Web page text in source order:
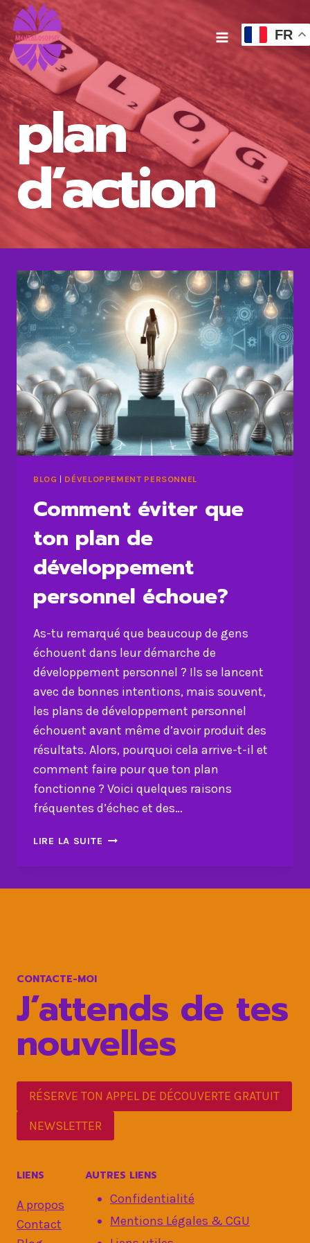
Aller
au
contenu
FR
plan
d’action
BLOG | DÉVELOPPEMENT PERSONNEL
Comment éviter que
ton plan de
développement
personnel échoue?
As-tu remarqué que beaucoup de gens
échouent dans leur démarche de
développement personnel ? Ils se lancent
avec de bonnes intentions, mais souvent,
les plans de développement personnel
échouent avant même d’avoir produit des
résultats. Alors, pourquoi cela arrive-t-il et
comment faire pour que ton plan
fonctionne ? Voici quelques raisons
fréquentes d’échec et des…
LIRE LA SUITE COMMENT
CONTACTE-MOI
J’attends de tes
nouvelles
RÉSERVE TON APPEL DE DÉCOUVERTE GRATUIT
NEWSLETTER
LIENS
A propos
Contact
AUTRES LIENS
Confidentialité
Mentions Légales & CGU